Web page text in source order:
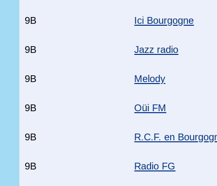
9B Ici Bourgogne
9B Jazz radio
9B Melody
9B Oüi FM
9B R.C.F. en
9B Radio FG